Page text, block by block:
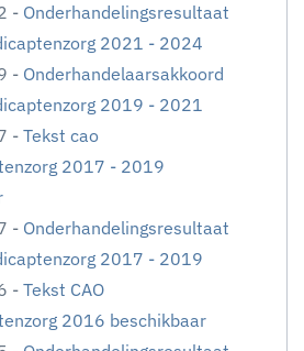
- Onderhandelingsresultaat
2021 - 2024
- Onderhandelaarsakkoord
2019 - 2021
- Tekst cao
2017 - 2019
- Onderhandelingsresultaat
2017 - 2019
- Tekst CAO
2016 beschikbaar